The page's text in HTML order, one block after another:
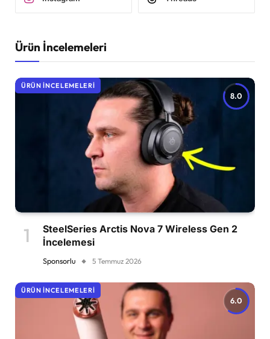
Ürün İncelemeleri
8.0
ÜRÜN İNCELEMELERI
SteelSeries Arctis Nova 7 Wireless Gen 2
İncelemesi
Sponsorlu 5 Temmuz 2026
6.0
ÜRÜN İNCELEMELERI